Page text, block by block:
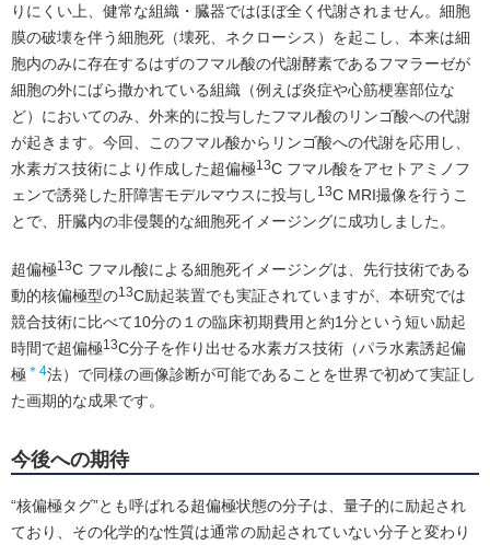
りにくい上、健常な組織・臓器ではほぼ全く代謝されません。細胞
膜の破壊を伴う細胞死（壊死、ネクローシス）を起こし、本来は細
胞内のみに存在するはずのフマル酸の代謝酵素であるフマラーゼが
細胞の外にばら撒かれている組織（例えば炎症や心筋梗塞部位な
ど）においてのみ、外来的に投与したフマル酸のリンゴ酸への代謝
が起きます。今回、このフマル酸からリンゴ酸への代謝を応用し、
水素ガス技術により作成した超偏極13C フマル酸をアセトアミノフ
ェンで誘発した肝障害モデルマウスに投与し 13C MRI撮像を行うこ
とで、肝臓内の非侵襲的な細胞死イメージングに成功しました。
超偏極13C フマル酸による細胞死イメージングは、先行技術である
動的核偏極型の13C励起装置でも実証されていますが、本研究では
競合技術に比べて10分の１の臨床初期費用と約1分という短い励起
時間で超偏極13C分子を作り出せる水素ガス技術（パラ水素誘起偏
極 ＊4法）で同様の画像診断が可能であることを世界で初めて実証し
た画期的な成果です。
今後への期待
“核偏極タグ”とも呼ばれる超偏極状態の分子は、量子的に励起され
ており、その化学的な性質は通常の励起されていない分子と変わり